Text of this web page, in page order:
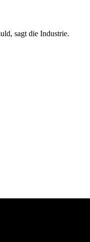
sagt die Industrie.